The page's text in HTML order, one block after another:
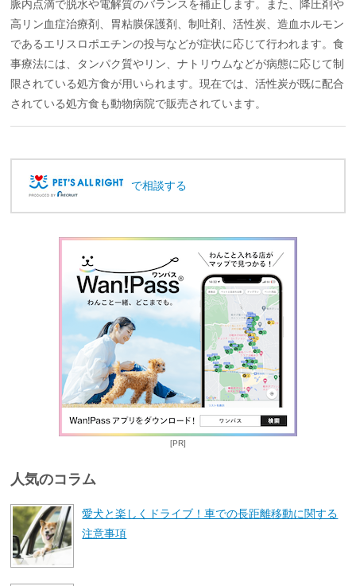
脈内点滴で脱水や電解質のバランスを補正します。また、降圧剤や
高リン血症治療剤、胃粘膜保護剤、制吐剤、活性炭、造血ホルモン
であるエリスロポエチンの投与などが症状に応じて行われます。食
事療法には、タンパク質やリン、ナトリウムなどが病態に応じて制
限されている処方食が用いられます。現在では、活性炭が既に配合
されている処方食も動物病院で販売されています。
で相談する
[PR]
人気のコラム
愛犬と楽しくドライブ！車での長距離移動に関する
注意事項